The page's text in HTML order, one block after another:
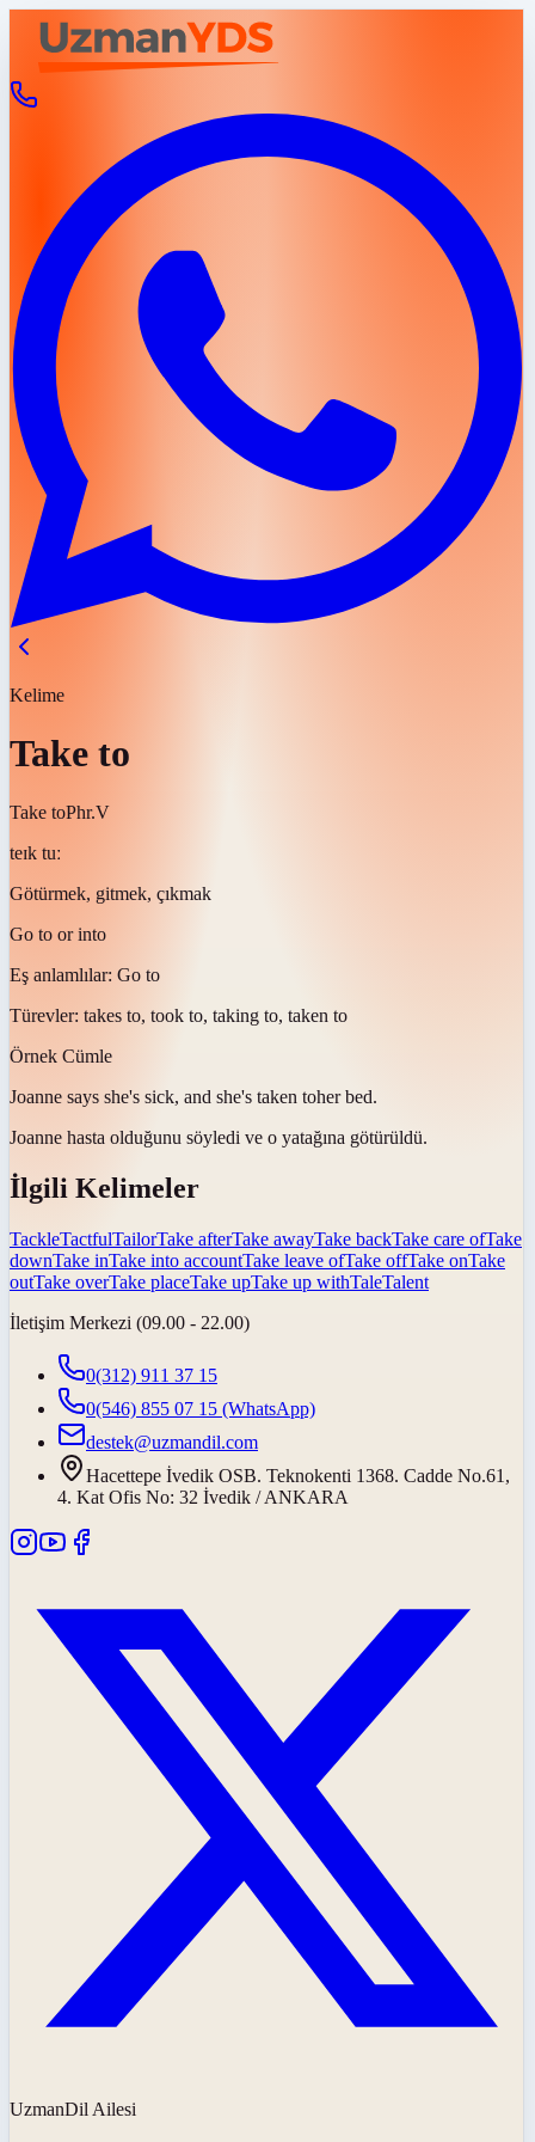
Kelime
Take to
Take toPhr.V
teɪk tuː
Götürmek, gitmek, çıkmak
Go to or into
Eş anlamlılar: Go to
Türevler: takes to, took to, taking to, taken to
Örnek Cümle
Joanne says she's sick, and she's taken toher bed.
Joanne hasta olduğunu söyledi ve o yatağına götürüldü.
İlgili Kelimeler
TackleTactfulTailorTake afterTake awayTake backTake care ofTake
downTake inTake into accountTake leave ofTake offTake onTake
outTake overTake placeTake upTake up withTaleTalent
İletişim Merkezi (09.00 - 22.00)
0(312) 911 37 15
0(546) 855 07 15 (WhatsApp)
destek@uzmandil.com
Hacettepe İvedik OSB. Teknokenti 1368. Cadde No.61,
4. Kat Ofis No: 32 İvedik / ANKARA
UzmanDil Ailesi